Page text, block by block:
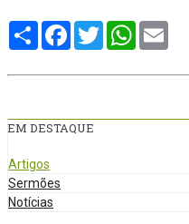
Compartilhe
Facebook
TwitterWhatsApp
EM DESTAQUE
Artigos
Sermões
Notícias